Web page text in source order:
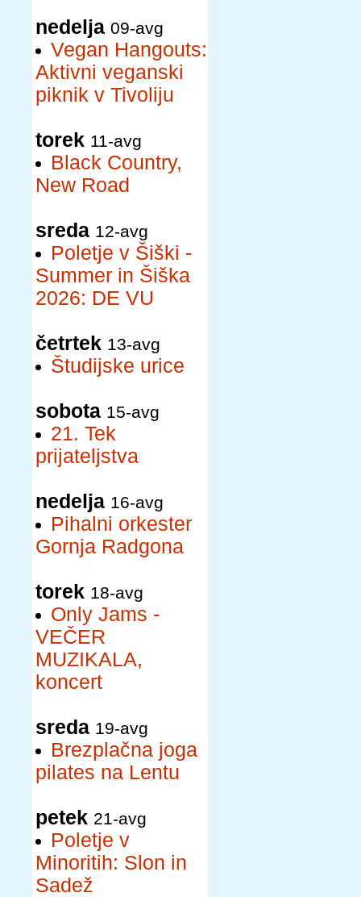
nedelja 09-avg
Vegan Hangouts:
Aktivni veganski
piknik v Tivoliju
torek 11-avg
Black Country,
New Road
sreda 12-avg
Poletje v Šiški -
Summer in Šiška
2026: DE VU
četrtek 13-avg
Študijske urice
sobota 15-avg
21. Tek
prijateljstva
nedelja 16-avg
Pihalni orkester
Gornja Radgona
torek 18-avg
Only Jams -
VEČER
MUZIKALA,
koncert
sreda 19-avg
Brezplačna joga
pilates na Lentu
petek 21-avg
Poletje v
Minoritih: Slon in
Sadež